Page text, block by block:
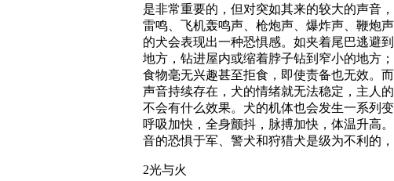
是非常重要的，但对突如其来的较大的声音
雷鸣、飞机轰鸣声、枪炮声、爆炸声、鞭炮
的犬会表现出一种恐惧感。如夹着尾巴逃避
地方，钻进屋内或缩着脖子钻到窄小的地方
食物毫无兴趣甚至拒食，即使责备也无效。
声音持续存在，犬的情绪就无法稳定，主人
不会有什么效果。犬的机体也会发生一系列
呼吸加快，全身颤抖，脉搏加快，体温升高
音的恐惧于军、警犬和狩猎犬是级为不利的
2光与火